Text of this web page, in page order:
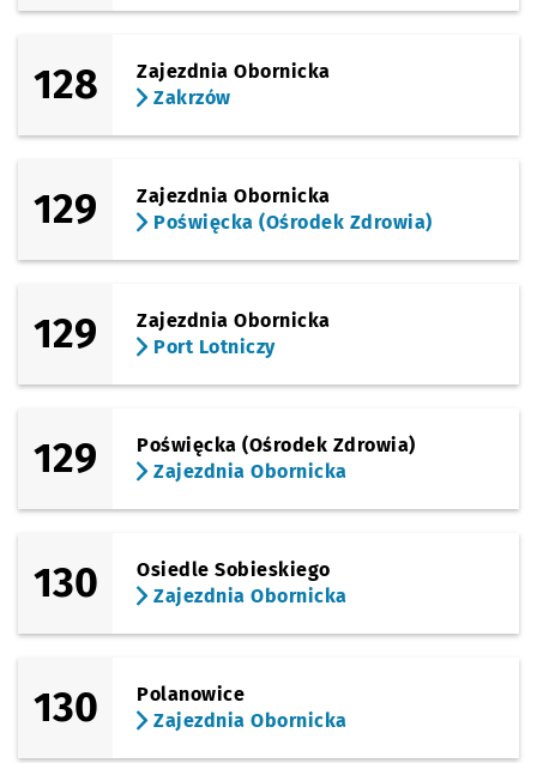
128
Zajezdnia Obornicka
Zakrzów
129
Zajezdnia Obornicka
Poświęcka (Ośrodek Zdrowia)
129
Zajezdnia Obornicka
Port Lotniczy
129
Poświęcka (Ośrodek Zdrowia)
Zajezdnia Obornicka
130
Osiedle Sobieskiego
Zajezdnia Obornicka
130
Polanowice
Zajezdnia Obornicka